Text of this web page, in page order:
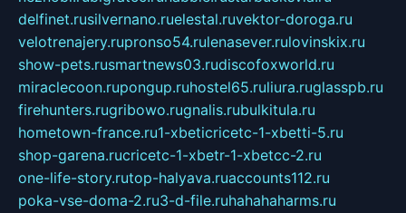
delfinet.rusilvernano.ruelestal.ruvektor-doroga.ru
velotrenajery.rupronso54.rulenasever.rulovinskix.ru
show-pets.rusmartnews03.rudiscofoxworld.ru
miraclecoon.rupongup.ruhostel65.ruliura.ruglasspb.ru
firehunters.rugribowo.rugnalis.rubulkitula.ru
hometown-france.ru1-xbeticricetc-1-xbetti-5.ru
shop-garena.rucricetc-1-xbetr-1-xbetcc-2.ru
one-life-story.rutop-halyava.ruaccounts112.ru
poka-vse-doma-2.ru3-d-file.ruhahahaharms.ru